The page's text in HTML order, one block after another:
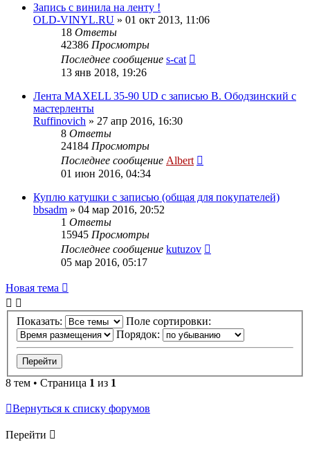
Запись с винила на ленту !
OLD-VINYL.RU » 01 окт 2013, 11:06
18 Ответы
42386 Просмотры
Последнее сообщение s-cat
13 янв 2018, 19:26
Лента MAXELL 35-90 UD c записью В. Ободзинский с
мастерленты
Ruffinovich » 27 апр 2016, 16:30
8 Ответы
24184 Просмотры
Последнее сообщение Albert
01 июн 2016, 04:34
Куплю катушки с записью (общая для покупателей)
bbsadm » 04 мар 2016, 20:52
1 Ответы
15945 Просмотры
Последнее сообщение kutuzov
05 мар 2016, 05:17
Новая тема
Показать:
Поле сортировки:
Порядок:
8 тем • Страница 1 из 1
Вернуться к списку форумов
Перейти